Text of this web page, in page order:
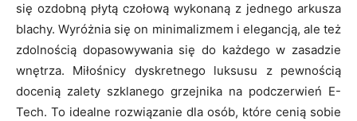
się ozdobną płytą czołową wykonaną z jednego arkusza
blachy. Wyróżnia się on minimalizmem i elegancją, ale też
zdolnością dopasowywania się do każdego w zasadzie
wnętrza. Miłośnicy dyskretnego luksusu z pewnością
docenią zalety szklanego grzejnika na podczerwień E-
Tech. To idealne rozwiązanie dla osób, które cenią sobie